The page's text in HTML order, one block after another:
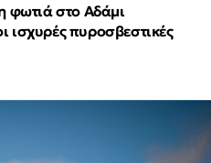
φωτιά στο Αδάμι
ισχυρές πυροσβεστικές